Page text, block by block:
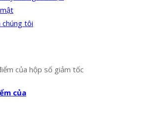
chúng tôi
của